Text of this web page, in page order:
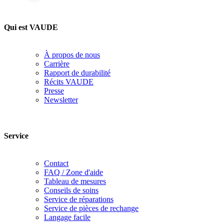
Qui est VAUDE
À propos de nous
Carrière
Rapport de durabilité
Récits VAUDE
Presse
Newsletter
Service
Contact
FAQ / Zone d'aide
Tableau de mesures
Conseils de soins
Service de réparations
Service de pièces de rechange
Langage facile